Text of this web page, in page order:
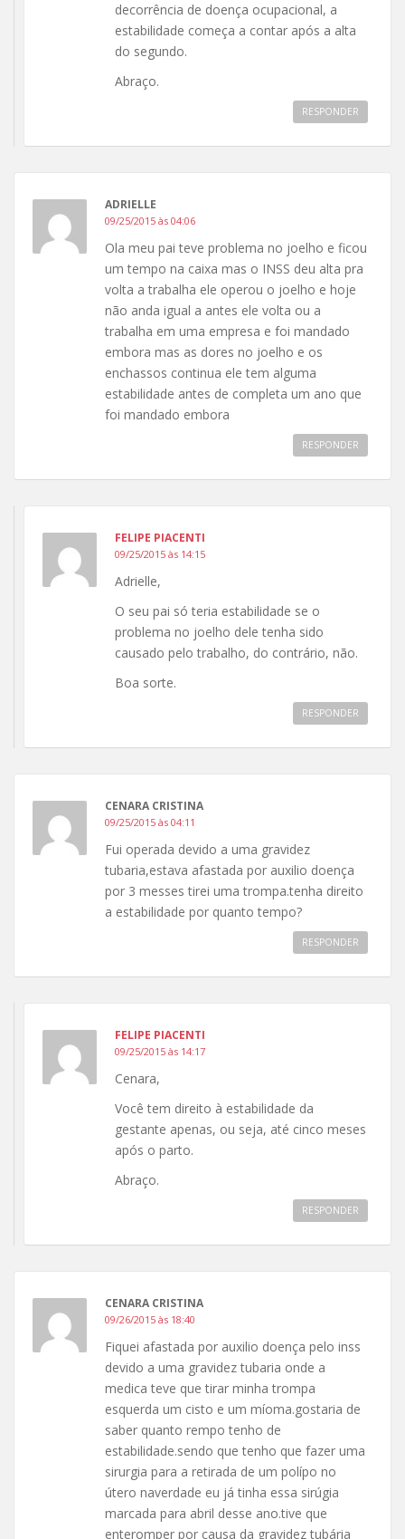
decorrência de doença ocupacional, a
estabilidade começa a contar após a alta
do segundo.
Abraço.
RESPONDER
ADRIELLE
09/25/2015 às 04:06
Ola meu pai teve problema no joelho e ficou
um tempo na caixa mas o INSS deu alta pra
volta a trabalha ele operou o joelho e hoje
não anda igual a antes ele volta ou a
trabalha em uma empresa e foi mandado
embora mas as dores no joelho e os
enchassos continua ele tem alguma
estabilidade antes de completa um ano que
foi mandado embora
RESPONDER
FELIPE PIACENTI
09/25/2015 às 14:15
Adrielle,
O seu pai só teria estabilidade se o
problema no joelho dele tenha sido
causado pelo trabalho, do contrário, não.
Boa sorte.
RESPONDER
CENARA CRISTINA
09/25/2015 às 04:11
Fui operada devido a uma gravidez
tubaria,estava afastada por auxilio doença
por 3 messes tirei uma trompa.tenha direito
a estabilidade por quanto tempo?
RESPONDER
FELIPE PIACENTI
09/25/2015 às 14:17
Cenara,
Você tem direito à estabilidade da
gestante apenas, ou seja, até cinco meses
após o parto.
Abraço.
RESPONDER
CENARA CRISTINA
09/26/2015 às 18:40
Fiquei afastada por auxilio doença pelo inss
devido a uma gravidez tubaria onde a
medica teve que tirar minha trompa
esquerda um cisto e um míoma.gostaria de
saber quanto rempo tenho de
estabilidade.sendo que tenho que fazer uma
sirurgia para a retirada de um polípo no
útero naverdade eu já tinha essa sirúgia
marcada para abril desse ano.tive que
enteromper por causa da gravidez tubária